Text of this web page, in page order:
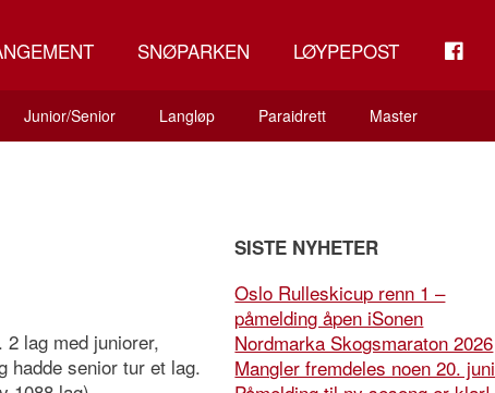
SNØPARKEN LØYPEPOST
Junior/Senior Langløp Paraidrett Master
lag med juniorer,
hadde senior tur et lag.
SISTE NYHETER
Oslo Rulleskicup renn 1 –
påmelding åpen iSonen
Nordmarka Skogsmaraton 2026
Mangler fremdeles noen 20. juni